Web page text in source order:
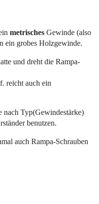
metrisches Gewinde (also
ein grobes Holzgewinde.
und dreht die Rampa-
reicht auch ein
nach Typ(Gewindestärke)
benutzen.
auch Rampa-Schrauben